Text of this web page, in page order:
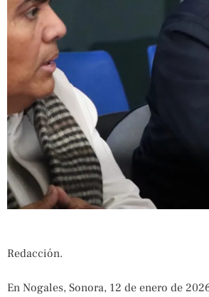
Redacción.
En Nogales, Sonora, 12 de enero de